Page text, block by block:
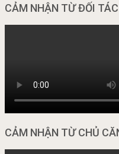
CẢM NHẬN TỪ ĐỐI
CẢM NHẬN TỪ CHỦ